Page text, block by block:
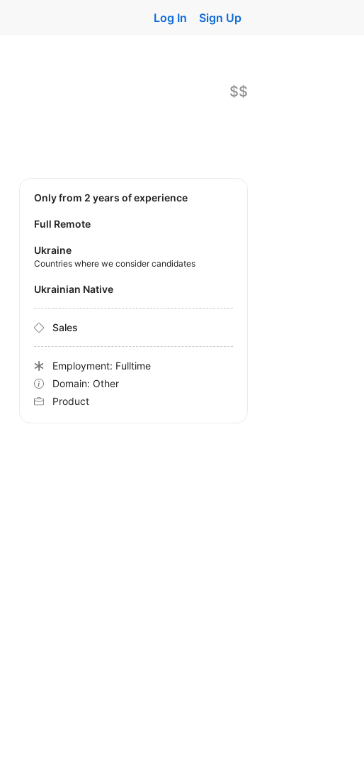
Log In Sign Up
$$
Only from 2 years of experience
Full Remote
Ukraine
Countries where we consider candidates
Ukrainian Native
Sales
Employment: Fulltime
Domain: Other
Product